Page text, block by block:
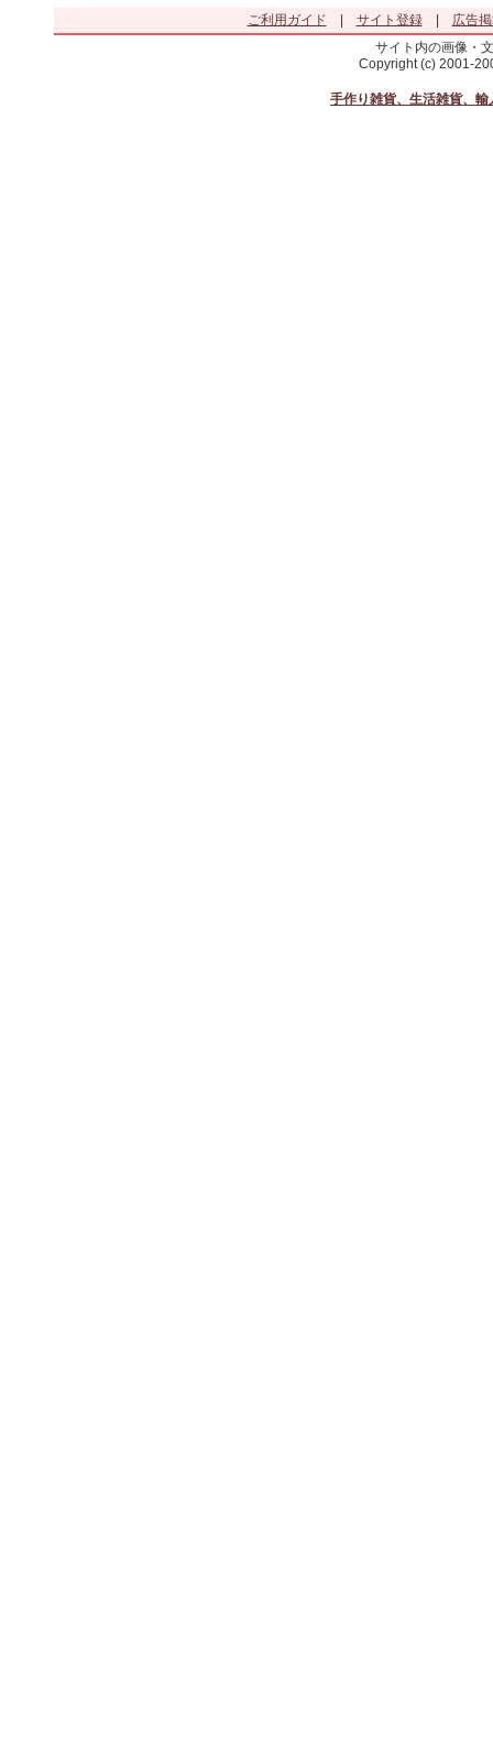
ご利用ガイド サイト登録|
広告
サイト内の画像・
Copyright (c) 2001-
手作り雑貨、生活雑貨、